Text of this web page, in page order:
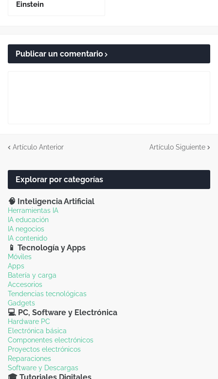
Einstein
Publicar un comentario
Artículo Anterior Artículo Siguiente
Explorar por categorías
🧠 Inteligencia Artificial
Herramientas IA
IA educación
IA negocios
IA contenido
📱 Tecnología y Apps
Móviles
Apps
Batería y carga
Accesorios
Tendencias tecnológicas
Gadgets
💻 PC, Software y Electrónica
Hardware PC
Electrónica básica
Componentes electrónicos
Proyectos electrónicos
Reparaciones
Software y Descargas